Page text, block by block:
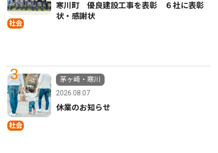
社会
寒川町 優良建設工事を表彰 ６社に表彰
状・感謝状
3
社会
茅ヶ崎・寒川
2026.08.07
休業のお知らせ